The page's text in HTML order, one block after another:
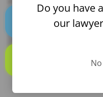
Accidentes En Bravo
Accidentes En Burlington
Do you have
our
No